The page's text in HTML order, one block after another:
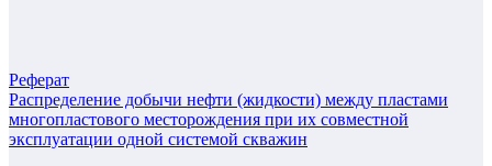
Реферат
Распределение добычи нефти (жидкости) между пластами
многопластового месторождения при их совместной
эксплуатации одной системой скважин